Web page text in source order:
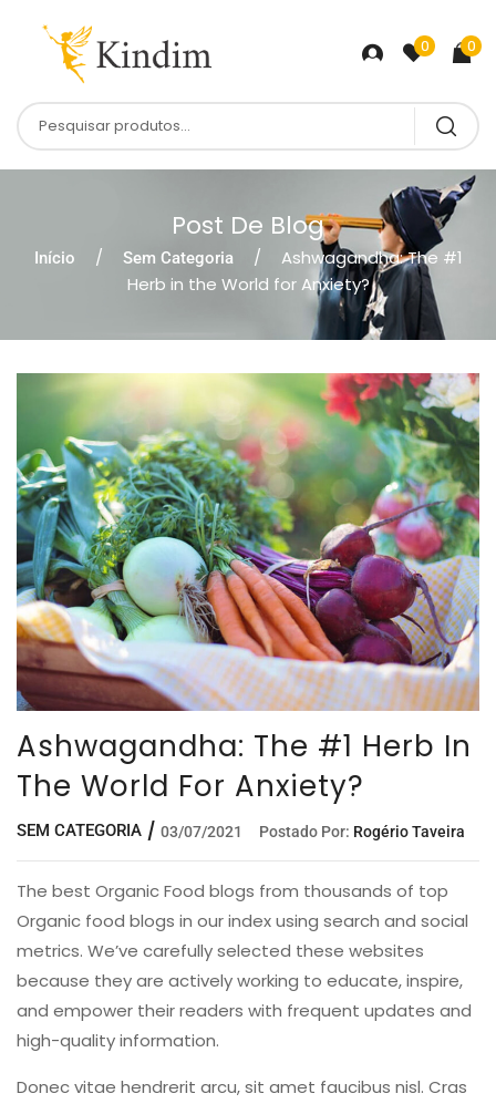
0 0
Post De Blog
Início Sem Categoria
Ashwagandha: The #1
Herb in the World for Anxiety?
Ashwagandha: The #1 Herb In
The World For Anxiety?
SEM CATEGORIA 03/07/2021 Postado Por: Rogério Taveira
The best Organic Food blogs from thousands of top
Organic food blogs in our index using search and social
metrics. We’ve carefully selected these websites
because they are actively working to educate, inspire,
and empower their readers with frequent updates and
high-quality information.
Donec vitae hendrerit arcu, sit amet faucibus nisl. Cras